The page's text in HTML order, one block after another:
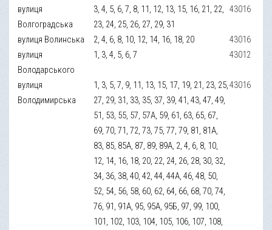
вулиця
Волгоградська
3, 4, 5, 6, 7, 8, 11, 12, 13, 15, 16, 21, 22,
23, 24, 25, 26, 27, 29, 31
43016
вулиця Волинська 2, 4, 6, 8, 10, 12, 14, 16, 18, 20
43016
вулиця
Володарського
1, 3, 4, 5, 6, 7 43012
вулиця
Володимирська
1, 3, 5, 7, 9, 11, 13, 15, 17, 19, 21, 23, 25,
27, 29, 31, 33, 35, 37, 39, 41, 43, 47, 49,
51, 53, 55, 57, 57А, 59, 61, 63, 65, 67,
69, 70, 71, 72, 73, 75, 77, 79, 81, 81А,
83, 85, 85А, 87, 89, 89А, 2, 4, 6, 8, 10,
12, 14, 16, 18, 20, 22, 24, 26, 28, 30, 32,
34, 36, 38, 40, 42, 44, 44А, 46, 48, 50,
52, 54, 56, 58, 60, 62, 64, 66, 68, 70, 74,
76, 91, 91А, 95, 95А, 95Б, 97, 99, 100,
101, 102, 103, 104, 105, 106, 107, 108,
43016